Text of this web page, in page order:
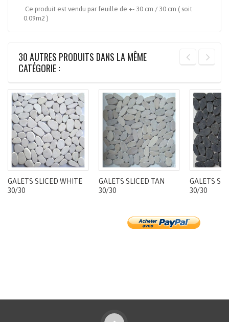
Ce produit est vendu par feuille de +- 30 cm / 30 cm ( soit
0.09m2 )
30 AUTRES PRODUITS DANS LA MÊME
CATÉGORIE :
GALETS SLICED WHITE
30/30
GALETS SLICED TAN
30/30
GALETS
30/30